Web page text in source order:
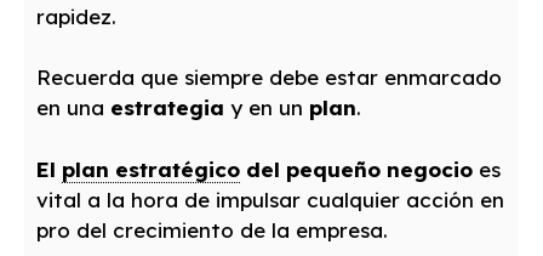
rapidez.
Recuerda que siempre debe estar enmarcado
en una estrategia y en un plan.
El plan estratégico del pequeño negocio es
vital a la hora de impulsar cualquier acción en
pro del crecimiento de la empresa.